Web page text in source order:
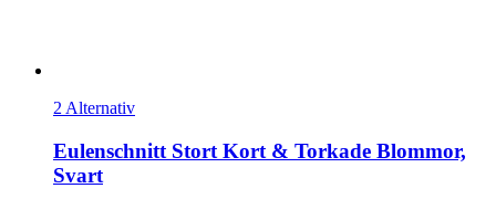
2 Alternativ
Eulenschnitt Stort Kort & Torkade Blommor,
Svart